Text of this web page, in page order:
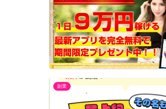
副業